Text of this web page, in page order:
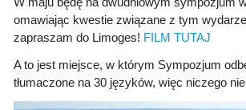
omawiając kwestie związane z tym
zapraszam do Limoges! FILM TUTAJ
A to jest miejsce, w którym Sympozjum
tłumaczone na 30 języków, więc niczego